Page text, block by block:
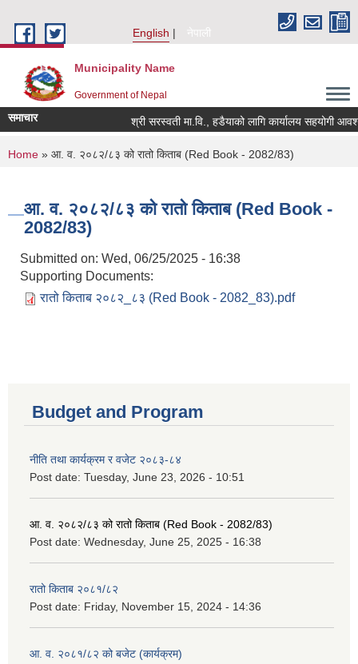
English
नेपाली
Municipality Name
Government of Nepal
समाचार श्री सरस्वती मा.वि., हडैयाको लागि कार्यालय सहयोगी
You are here
Home » आ. व. २०८२/८३ को रातो किताब (Red Book - 2082/83)
आ. व. २०८२/८३ को रातो किताब (Red Book -
2082/83)
Submitted on: Wed, 06/25/2025 - 16:38
Supporting Documents:
रातो किताब २०८२_८३ (Red Book - 2082_83).pdf
Budget and Program
नीति तथा कार्यक्रम र वजेट २०८३-८४
Post date: Tuesday, June 23, 2026 - 10:51
आ. व. २०८२/८३ को रातो किताब (Red Book - 2082/83)
Post date: Wednesday, June 25, 2025 - 16:38
रातो किताब २०८१/८२
Post date: Friday, November 15, 2024 - 14:36
आ. व. २०८१/८२ को बजेट (कार्यक्रम)